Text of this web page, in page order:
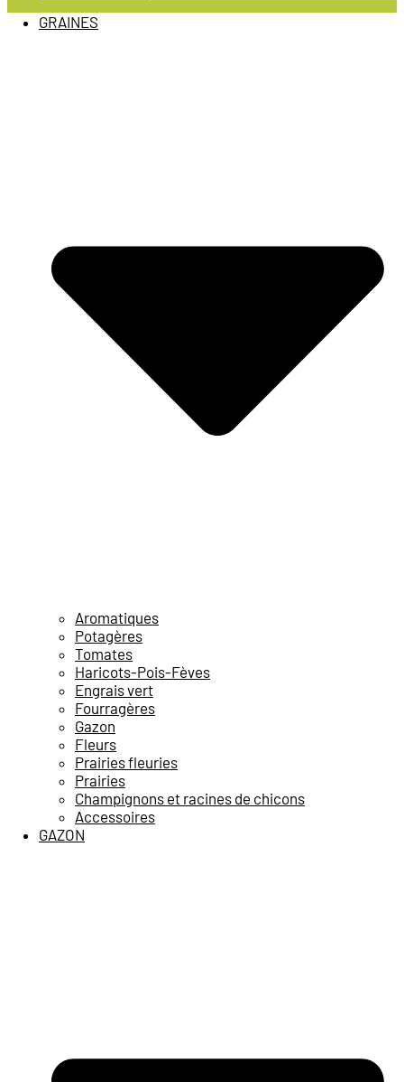
GRAINES
Aromatiques
Potagères
Tomates
Haricots-Pois-Fèves
Engrais vert
Fourragères
Gazon
Fleurs
Prairies fleuries
Prairies
Champignons et racines de chicons
Accessoires
GAZON